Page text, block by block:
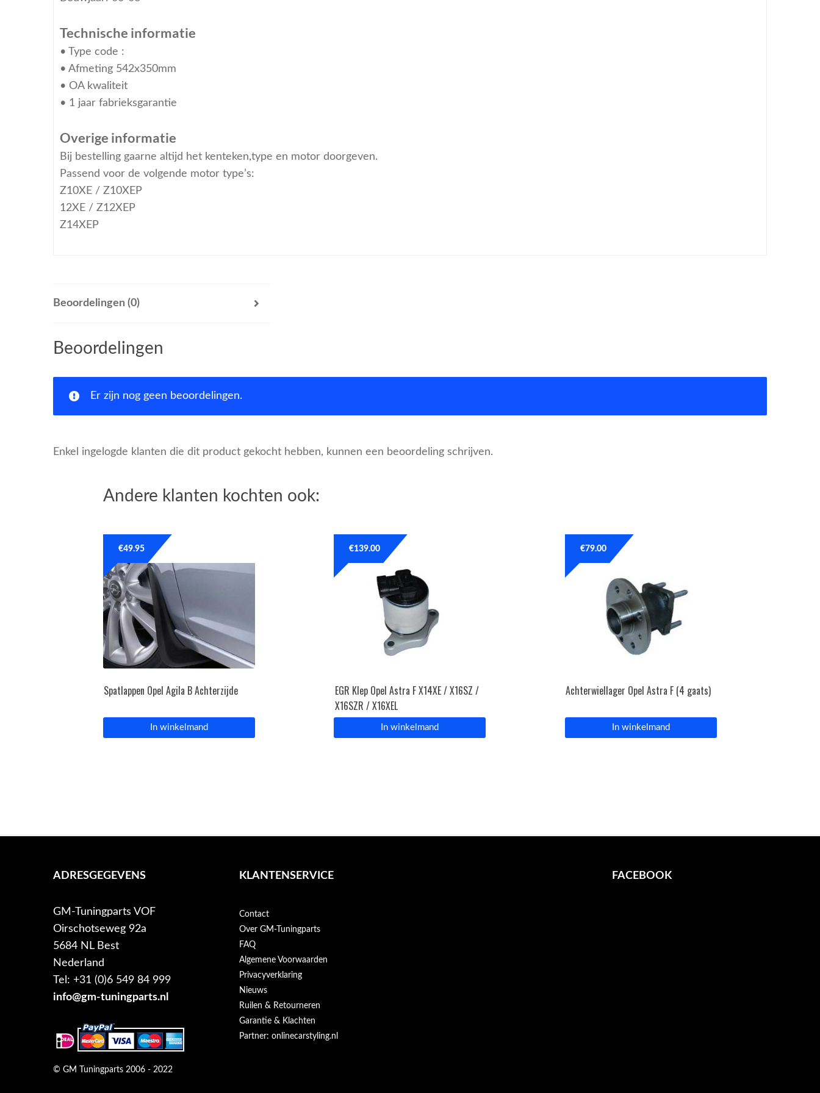
Technische informatie
• Type code :
• Afmeting 542x350mm
• OA kwaliteit
• 1 jaar fabrieksgarantie
Overige informatie
Bij bestelling gaarne altijd het kenteken,type en motor doorgeven.
Passend voor de volgende motor type’s:
Z10XE / Z10XEP
12XE / Z12XEP
Z14XEP
Beoordelingen (0)
Beoordelingen
Er zijn nog geen beoordelingen.
Enkel ingelogde klanten die dit product gekocht hebben, kunnen een beoordeling schrijven.
Andere klanten kochten ook:
Spatlappen Opel Agila B Achterzijde
€49.95
In winkelmand
EGR Klep Opel Astra F X14XE / X16SZ /
X16SZR / X16XEL
€139.00
In winkelmand
Achterwiellager Opel Astra F (4 gaats)
€79.00
In winkelmand
ADRESGEGEVENS
GM-Tuningparts VOF
Oirschotseweg 92a
5684 NL Best
Nederland
Tel: +31 (0)6 549 84 999
info@gm-tuningparts.nl
KLANTENSERVICE
Contact
Over GM-Tuningparts
FAQ
Algemene Voorwaarden
Privacyverklaring
Nieuws
Ruilen & Retourneren
Garantie & Klachten
Partner: onlinecarstyling.nl
FACEBOOK
© GM Tuningparts 2006 - 2022